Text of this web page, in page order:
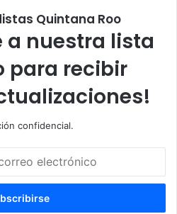
Quintana Roo
a nuestra lista
para recibir
confidencial.